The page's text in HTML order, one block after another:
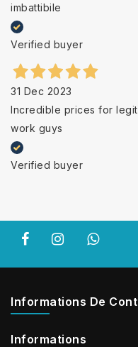
imbattibile
Verified buyer
31 Dec 2023
Incredible prices for
work guys
Verified buyer
Informations De
Informations